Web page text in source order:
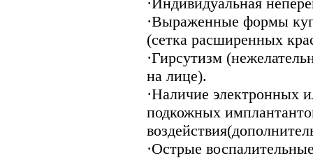
·Выраженные формы
(сетка расширенных
·Гирсутизм
на лице).
·Наличие электронных
подкожных
·Острые